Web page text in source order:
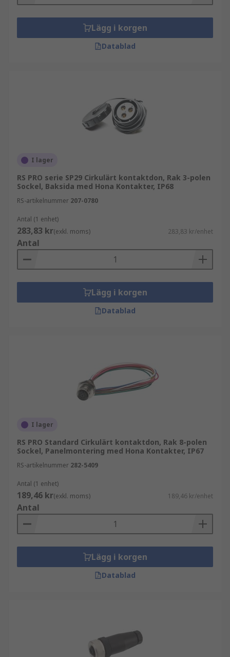
Lägg i korgen
Datablad
I lager
RS PRO serie SP29 Cirkulärt kontaktdon, Rak 3-polen
Sockel, Baksida med Hona Kontakter, IP68
RS-artikelnummer 207-0780
Antal (1 enhet)
283,83 kr(exkl. moms) 283,83 kr/enhet
Antal
Lägg i korgen
Datablad
I lager
RS PRO Standard Cirkulärt kontaktdon, Rak 8-polen
Sockel, Panelmontering med Hona Kontakter, IP67
RS-artikelnummer 282-5409
Antal (1 enhet)
189,46 kr(exkl. moms) 189,46 kr/enhet
Antal
Lägg i korgen
Datablad